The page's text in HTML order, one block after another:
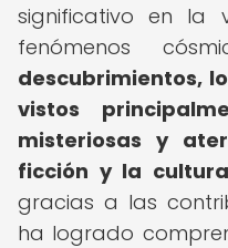
significativo en la
fenómenos
descubrimientos,
vistos
misteriosas y
ficción y la
gracias a las
ha logrado